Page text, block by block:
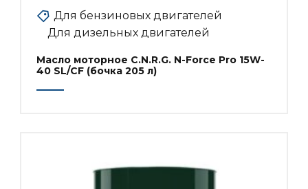
Для бензиновых двигателей
Для дизельных двигателей
Масло моторное C.N.R.G. N-Force Pro 15W-
40 SL/CF (бочка 205 л)